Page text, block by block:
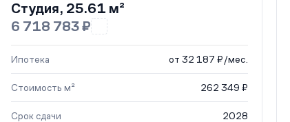
Студия, 25.61 м²
6 718 783 ₽
Ипотека от 32 187 ₽/мес.
Стоимость м² 262 349 ₽
Срок сдачи 2028